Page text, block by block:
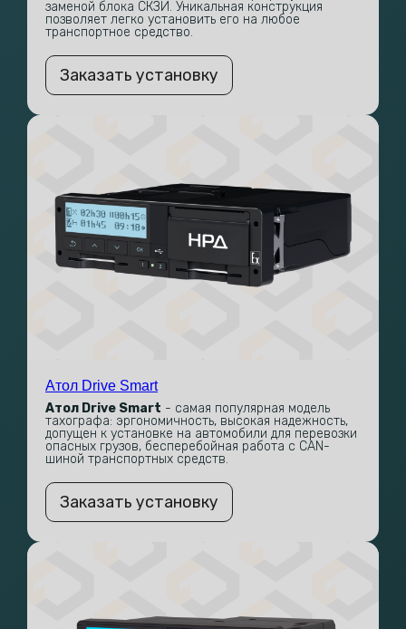
заменой блока СКЗИ. Уникальная конструкция
позволяет легко установить его на любое
транспортное средство.
Заказать установку
Атол Drive Smart
Атол Drive Smart - самая популярная модель
тахографа: эргономичность, высокая надежность,
допущен к установке на автомобили для перевозки
опасных грузов, бесперебойная работа с CAN-
шиной транспортных средств.
Заказать установку